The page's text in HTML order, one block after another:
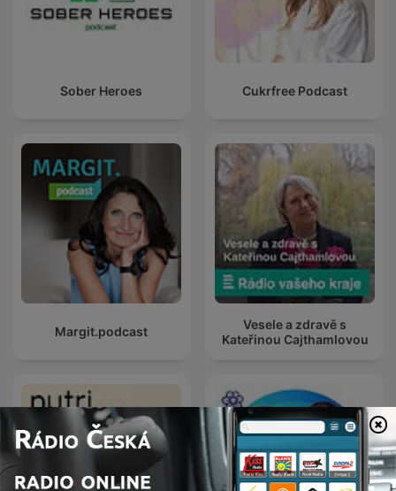
Sober Heroes Cukrfree Podcast
Margit.podcast
Vesele a zdravě s
Kateřinou Cajthamlovou